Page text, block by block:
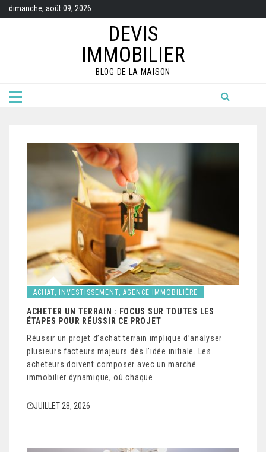
Skipdimanche, août 09, 2026
DEVIS
IMMOBILIER
BLOG DE LA MAISON
ACHAT, INVESTISSEMENT, AGENCE IMMOBILIÈRE
ACHETER UN TERRAIN : FOCUS SUR TOUTES LES
ÉTAPES POUR RÉUSSIR CE PROJET
Réussir un projet d’achat terrain implique d’analyser
plusieurs facteurs majeurs dès l’idée initiale. Les
acheteurs doivent composer avec un marché
immobilier dynamique, où chaque…
JUILLET 28, 2026